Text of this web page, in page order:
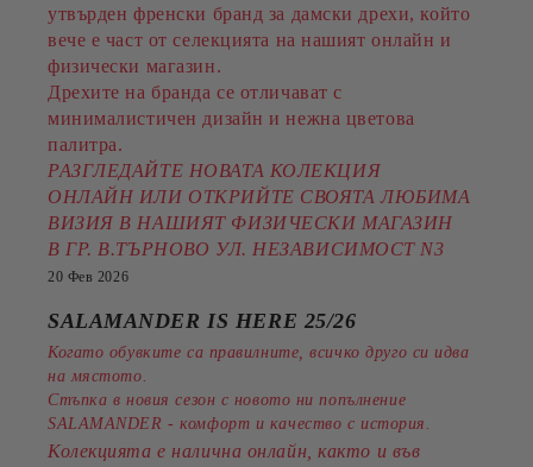
утвърден френски бранд за дамски дрехи, който
вече е част от селекцията на нашият онлайн и
физически магазин.
Дрехите на бранда се отличават с
минималистичен дизайн и нежна цветова
палитра.
РАЗГЛЕДАЙТЕ НОВАТА КОЛЕКЦИЯ
ОНЛАЙН ИЛИ ОТКРИЙТЕ СВОЯТА ЛЮБИМА
ВИЗИЯ В НАШИЯТ ФИЗИЧЕСКИ МАГАЗИН
В ГР. В.ТЪРНОВО УЛ. НЕЗАВИСИМОСТ N3
20 Фев 2026
SALAMANDER IS HERE 25/26
Когато обувките са правилните, всичко друго си идва
на мястото.
Стъпка в новия сезон с новото ни попълнение
SALAMANDER - комфорт и качество с история.
Колекцията е налична онлайн, както и във